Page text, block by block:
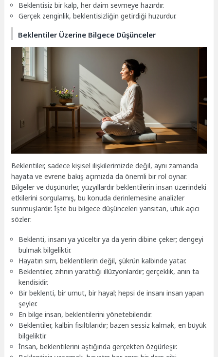
Beklentisiz bir kalp, her daim sevmeye hazırdır.
Gerçek zenginlik, beklentisizliğin getirdiği huzurdur.
Beklentiler Üzerine Bilgece Düşünceler
Beklentiler, sadece kişisel ilişkilerimizde değil, aynı zamanda
hayata ve evrene bakış açımızda da önemli bir rol oynar.
Bilgeler ve düşünürler, yüzyıllardır beklentilerin insan üzerindeki
etkilerini sorgulamış, bu konuda derinlemesine analizler
sunmuşlardır. İşte bu bilgece düşünceleri yansıtan, ufuk açıcı
sözler:
Beklenti, insanı ya yüceltir ya da yerin dibine çeker; dengeyi
bulmak bilgeliktir.
Hayatın sırrı, beklentilerin değil, şükrün kalbinde yatar.
Beklentiler, zihnin yarattığı illüzyonlardır; gerçeklik, anın ta
kendisidir.
Bir beklenti, bir umut, bir hayal; hepsi de insanı insan yapan
şeyler.
En bilge insan, beklentilerini yönetebilendir.
Beklentiler, kalbin fısıltılarıdır; bazen sessiz kalmak, en büyük
bilgeliktir.
İnsan, beklentilerini aştığında gerçekten özgürleşir.